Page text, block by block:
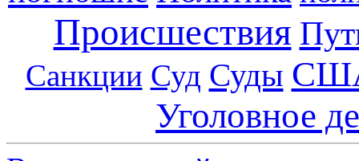
Происшествия
Санкции Суд Суды
Уголовное